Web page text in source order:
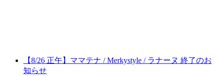
【8/26 正午】ママテナ / Merkystyle / ラナーヌ 終了のお
知らせ